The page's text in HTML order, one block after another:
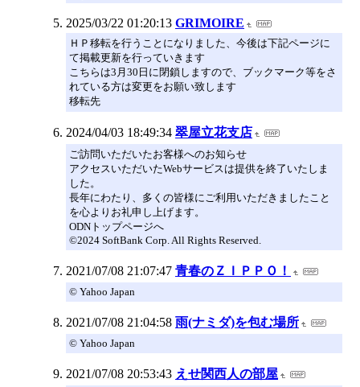
2025/03/22 01:20:13 GRIMOIRE
ＨＰ移転を行うことになりました、今後は下記ページに
て掲載更新を行っていきます
こちらは3月30日に閉鎖しますので、ブックマーク等をさ
れている方は変更をお願い致します
移転先
2024/04/03 18:49:34 翠屋立花支店
ご訪問いただいたお客様へのお知らせ
アクセスいただいたWebサービスは提供を終了いたしま
した。
長年にわたり、多くの皆様にご利用いただきましたこと
を心よりお礼申し上げます。
ODNトップページへ
©2024 SoftBank Corp. All Rights Reserved.
2021/07/08 21:07:47 青春のＺＩＰＰＯ！
© Yahoo Japan
2021/07/08 21:04:58 雨(ナミダ)を包む場所
© Yahoo Japan
2021/07/08 20:53:43 えせ関西人の部屋